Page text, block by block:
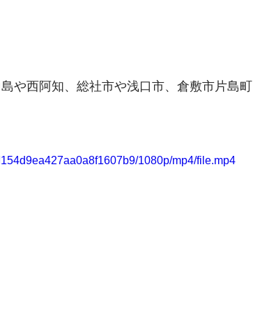
や西阿知、総社市や浅口市、倉敷市片島町
1080p/mp4/file.mp4